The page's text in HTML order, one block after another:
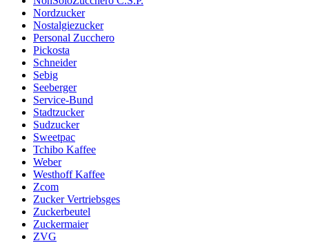
Nordzucker
Nostalgiezucker
Personal Zucchero
Pickosta
Schneider
Sebig
Seeberger
Service-Bund
Stadtzucker
Sudzucker
Sweetpac
Tchibo Kaffee
Weber
Westhoff Kaffee
Zcom
Zucker Vertriebsges
Zuckerbeutel
Zuckermaier
ZVG